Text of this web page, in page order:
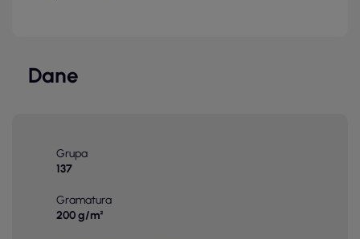
Dane
Grupa
137
Gramatura
200 g/m²